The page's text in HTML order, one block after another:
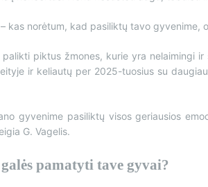
kas norėtum, kad pasiliktų tavo gyvenime,
palikti piktus žmones, kurie yra nelaimingi
ir keliautų per 2025-tuosius su
gyvenime pasiliktų visos geriausios
G. Vagelis.
pamatyti tave gyvai?